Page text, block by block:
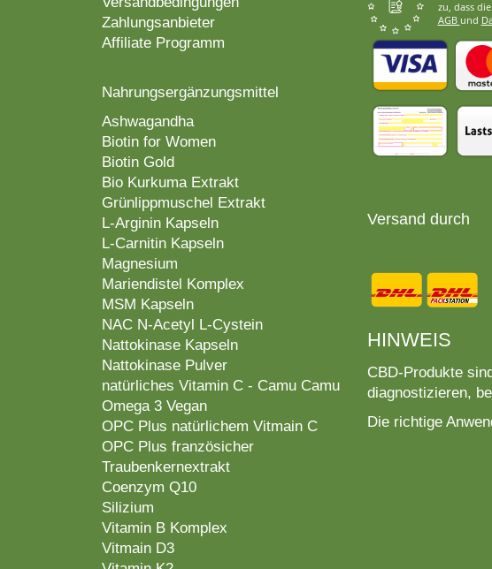
Zahlungsanbieter
Affiliate Programm
Nahrungsergänzungsmittel
Ashwagandha
Biotin for Women
Biotin Gold
Bio Kurkuma Extrakt
Grünlippmuschel Extrakt
L-Arginin Kapseln
L-Carnitin Kapseln
Magnesium
Mariendistel Komplex
MSM Kapseln
NAC N-Acetyl L-Cystein
Nattokinase Kapseln
Nattokinase Pulver
natürliches Vitamin C - Camu Camu
Omega 3 Vegan
OPC Plus natürlichem Vitmain C
OPC Plus französicher
Traubenkernextrakt
Coenzym Q10
Silizium
Vitamin B Komplex
Vitmain D3
zu, dass
AGB und
Versand durch
HINWEIS
CBD-Produkte
diagnostizieren,
Die richtige